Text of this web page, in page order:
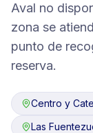
Aval no
zona se
punto de
reserva.
Centro y
Las